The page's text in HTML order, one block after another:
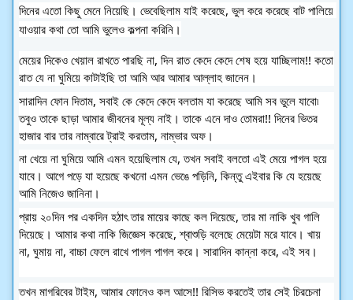
দিনের এতো কিছু মেনে নিয়েছি। ভেবেছিলাম যাই করেছে, ভুল করে করেছে বাট পালিয়ে
যাওয়ার কথা তো আমি ভুলেও কল্পনা করিনি।
মেয়ের দিকেও খেয়াল রাখতে পারছি না, দিন রাত কেদে কেদে শেষ হয়ে যাচ্ছিলাম!! কতো
রাত যে না ঘুমিয়ে কাটাইছি তা আমি আর আমার আল্লাহ জানেন।
সারাদিন ফোন দিতাম, সবাই কে কেদে কেদে বলতাম যা করেছে আমি সব ভুলে যাবো৷
তবুও তাকে ছাড়া আমার জীবনের মূল্য নাই। তাকে এনে দাও তোমরা!! দিনের ভিতর
হাজার বার তার নাম্বারে ট্রাই করতাম, নাম্ভার অফ।
না খেয়ে না ঘুমিয়ে আমি এমন হয়েছিলাম যে, তখন সবাই বলতো এই মেয়ে পাগল হয়ে
যাবে। আগে পড়ে যা হয়েছে কখনো এমন ভেঙে পড়িনি, কিন্তু এইবার কি যে হয়েছে
আমি নিজেও জানিনা।
প্রায় ২০দিন পর একদিন হঠাৎ তার মায়ের কাছে কল দিয়েছে, তার মা নাকি খুব গালি
দিয়েছে। আমার কথা নাকি জিজ্ঞেস করেছে, শ্বাশুড়ি বলেছে মেয়েটা মরে যাবে। খায়
না, ঘুমায় না, বাচ্চা ফেলে রাখে পাগল পাগল করে। সারাদিন কান্না করে, এই সব।
তখন মাগরিবের টাইম, আমার ফোনেও কল আসে!! রিসিভ করতেই তার সেই চিরচেনা